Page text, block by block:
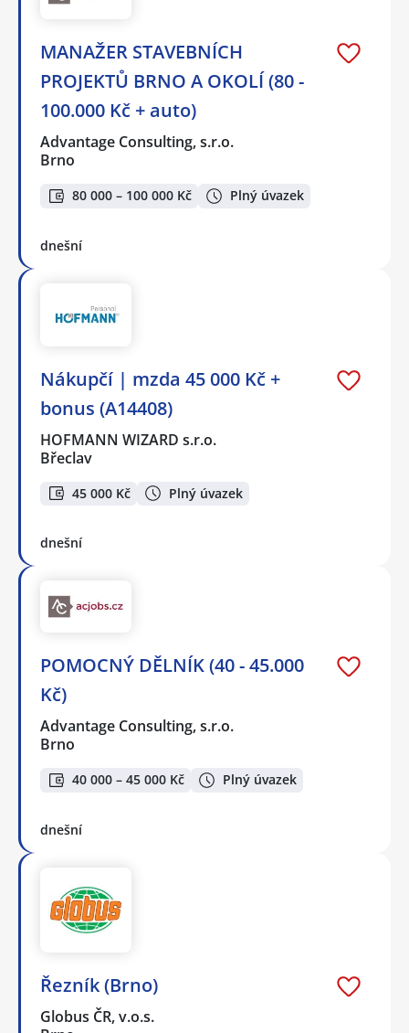
MANAŽER STAVEBNÍCH
PROJEKTŮ BRNO A OKOLÍ (80 -
100.000 Kč + auto)
Advantage Consulting, s.r.o.
Brno
80 000 – 100 000 Kč Plný úvazek
dnešní
Nákupčí | mzda 45 000 Kč +
bonus (A14408)
HOFMANN WIZARD s.r.o.
Břeclav
45 000 Kč Plný úvazek
dnešní
POMOCNÝ DĚLNÍK (40 - 45.000
Kč)
Advantage Consulting, s.r.o.
Brno
40 000 – 45 000 Kč Plný úvazek
dnešní
Řezník (Brno)
Globus ČR, v.o.s.